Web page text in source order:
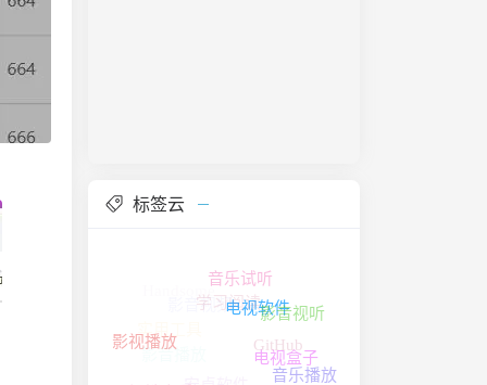
标签云
安卓软件
影音播放
影音视频电视软件
影视播放
Handsome
音乐试听
影音视听
音乐播放
学习阅读
GitHub